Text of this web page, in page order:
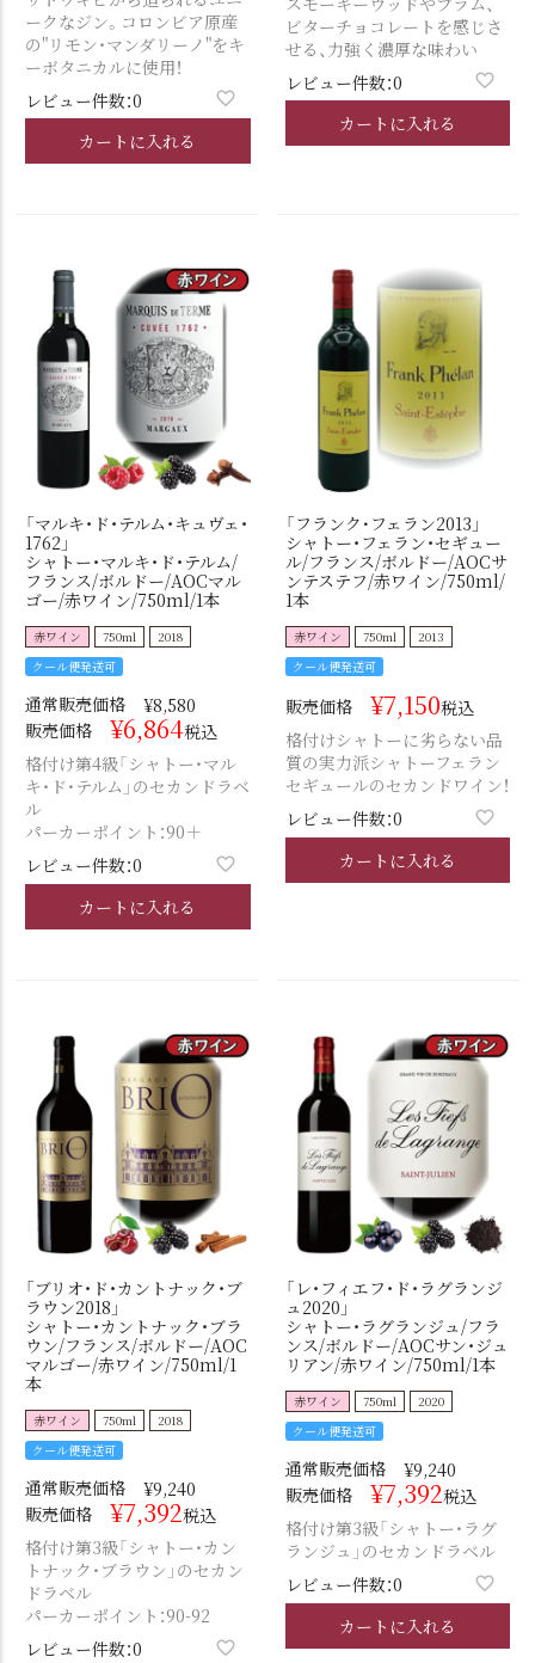
ークなジン。コロンビア原産
の"リモン・マンダリーノ"をキ
ーボタニカルに使用！
レビュー件数：0
カートに入れる
ビターチョコレートを感じさ
せる、力強く濃厚な味わい
レビュー件数：0
カートに入れる
「マルキ・ド・テルム・キュヴェ・
1762」
シャトー・マルキ・ド・テルム/
フランス/ボルドー/AOCマル
ゴー/赤ワイン/750ml/1本
赤ワイン 750ml
2018
クール便発送可
通常販売価格 ¥8,580
販売価格
¥6,864税込
格付け第4級「シャトー・マル
キ・ド・テルム」のセカンドラベ
ル
パーカーポイント：90＋
レビュー件数：0
カートに入れる
「フランク･フェラン2013」
シャトー・フェラン・セギュー
ル/フランス/ボルドー/AOCサ
ンテステフ/赤ワイン/750ml/
1本
赤ワイン 750ml
2013
クール便発送可
販売価格 ¥7,150税込
格付けシャトーに劣らない品
質の実力派シャトーフェラン
セギュールのセカンドワイン！
レビュー件数：0
カートに入れる
「ブリオ・ド・カントナック・ブ
ラウン2018」
シャトー・カントナック・ブラ
ウン/フランス/ボルドー/AOC
マルゴー/赤ワイン/750ml/1
本
赤ワイン 750ml
2018
クール便発送可
通常販売価格 ¥9,240
販売価格
¥7,392税込
格付け第3級「シャトー・カン
トナック・ブラウン」のセカン
ドラベル
パーカーポイント：90-92
レビュー件数：0
「レ・フィエフ・ド・ラグランジ
ュ2020」
シャトー・ラグランジュ/フラ
ンス/ボルドー/AOCサン・ジュ
リアン/赤ワイン/750ml/1本
赤ワイン 750ml
2020
クール便発送可
通常販売価格 ¥9,240
販売価格
¥7,392税込
格付け第3級「シャトー・ラグ
ランジュ」のセカンドラベル
レビュー件数：0
カートに入れる